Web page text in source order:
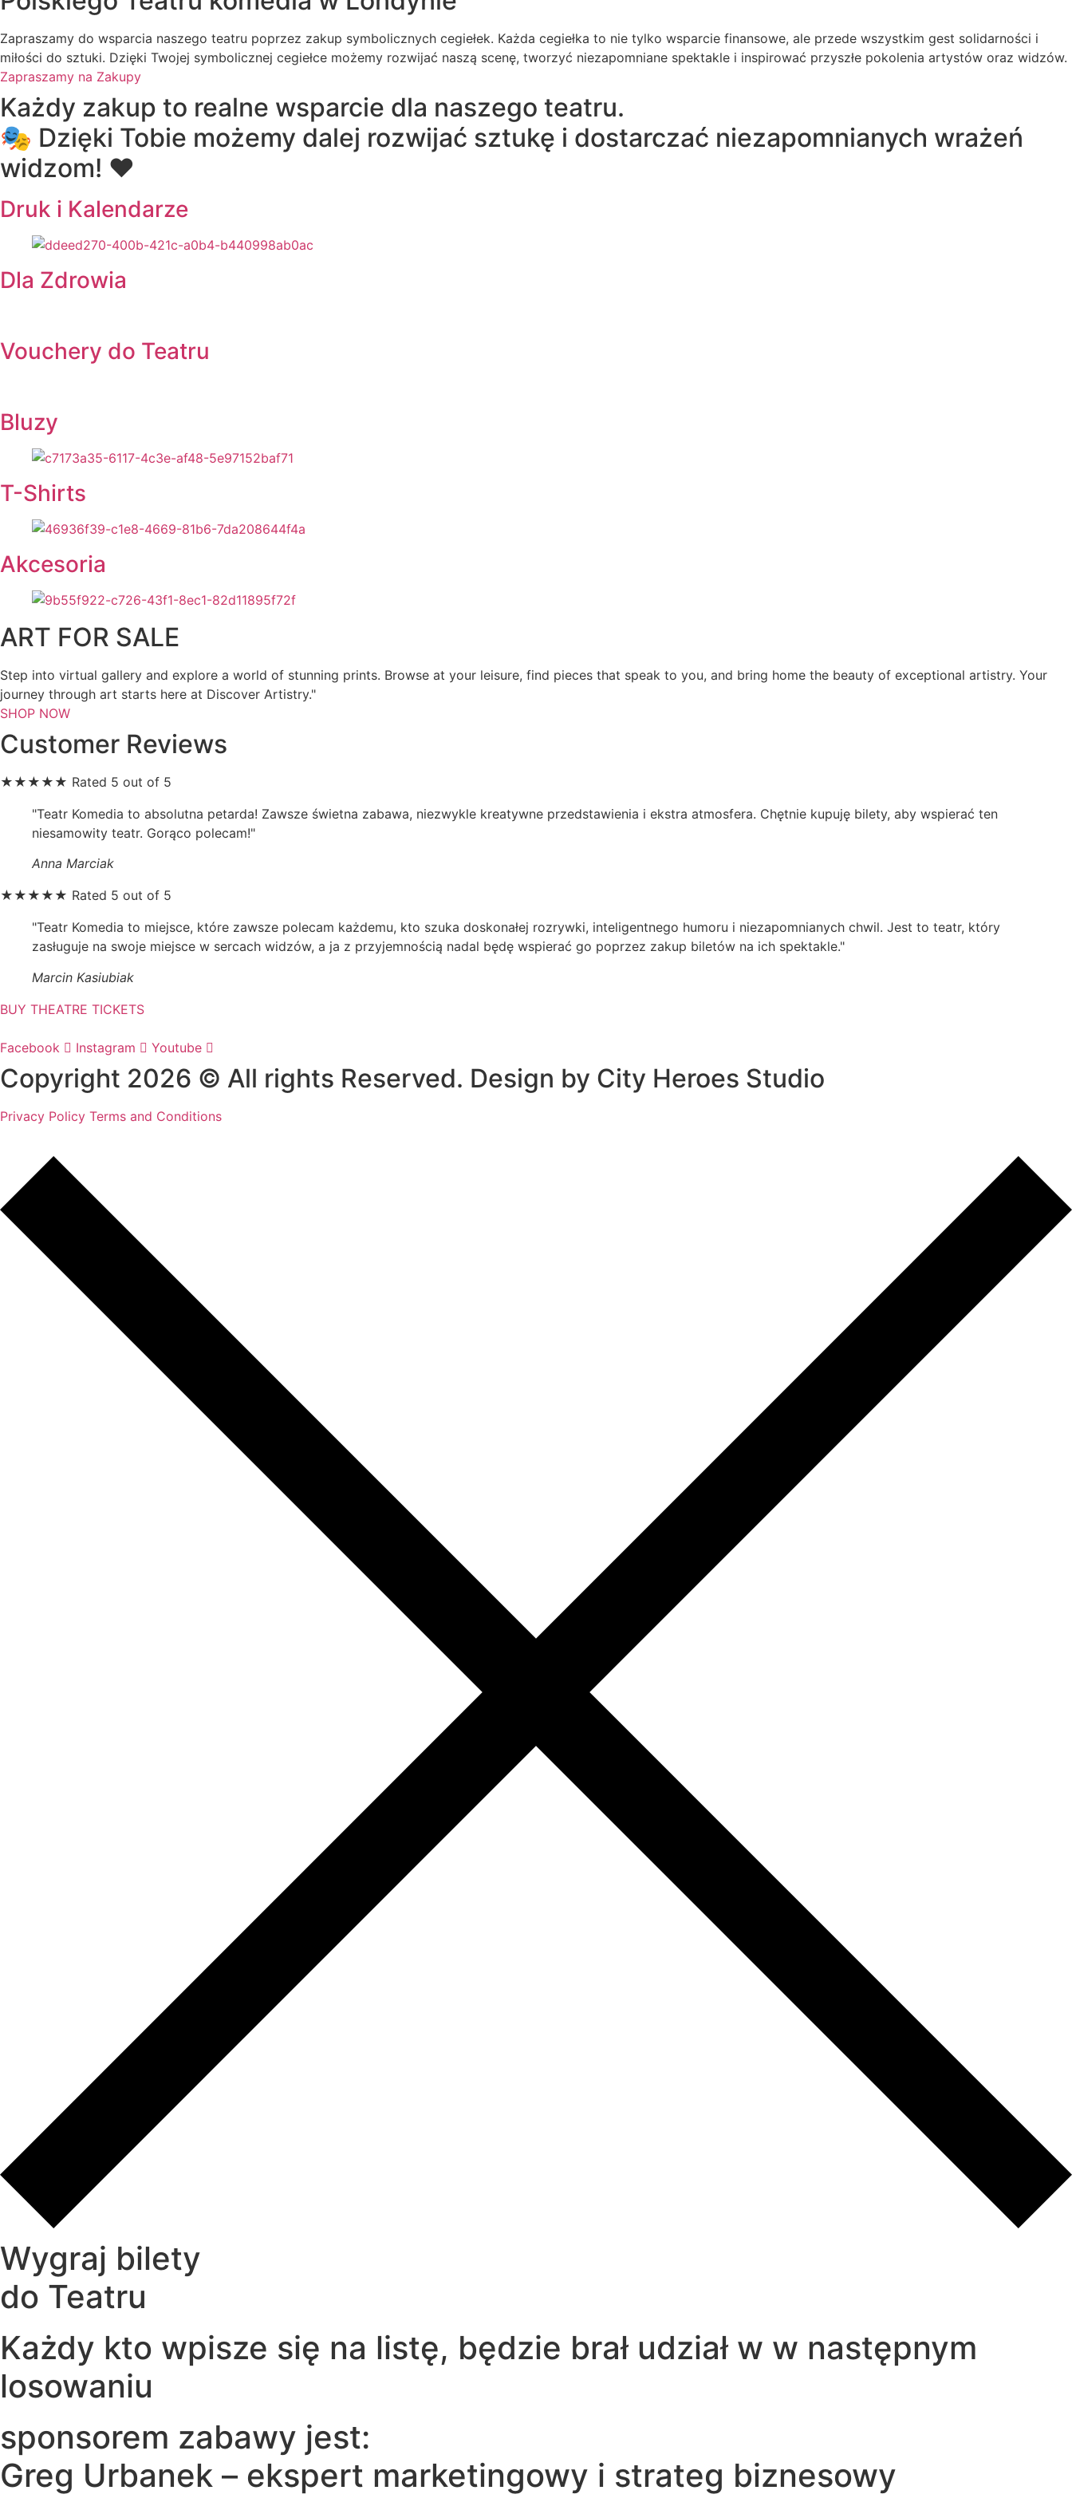
Zapraszamy do wsparcia naszego teatru poprzez zakup symbolicznych cegiełek. Każda cegiełka to nie tylko wsparcie finansowe, ale przede wszystkim gest solidarności i
miłości do sztuki. Dzięki Twojej symbolicznej cegiełce możemy rozwijać naszą scenę, tworzyć niezapomniane spektakle i inspirować przyszłe pokolenia artystów oraz widzów.
Zapraszamy na Zakupy
Każdy zakup to realne wsparcie dla naszego teatru.
🎭 Dzięki Tobie możemy dalej rozwijać sztukę i dostarczać niezapomnianych wrażeń
widzom! ❤️
Druk i Kalendarze
Dla Zdrowia
Vouchery do Teatru
Bluzy
T-Shirts
Akcesoria
ART FOR SALE
Step into virtual gallery and explore a world of stunning prints. Browse at your leisure, find pieces that speak to you, and bring home the beauty of exceptional artistry. Your
journey through art starts here at Discover Artistry."
SHOP NOW
Customer Reviews
★ ★ ★ ★ ★ Rated 5 out of 5
"Teatr Komedia to absolutna petarda! Zawsze świetna zabawa, niezwykle kreatywne przedstawienia i ekstra atmosfera. Chętnie kupuję bilety, aby wspierać ten
niesamowity teatr. Gorąco polecam!"
Anna Marciak
★ ★ ★ ★ ★ Rated 5 out of 5
"Teatr Komedia to miejsce, które zawsze polecam każdemu, kto szuka doskonałej rozrywki, inteligentnego humoru i niezapomnianych chwil. Jest to teatr, który
zasługuje na swoje miejsce w sercach widzów, a ja z przyjemnością nadal będę wspierać go poprzez zakup biletów na ich spektakle."
Marcin Kasiubiak
BUY THEATRE TICKETS
Facebook Instagram Youtube
Copyright 2026 © All rights Reserved. Design by City Heroes Studio
Privacy Policy Terms and Conditions
Wygraj bilety
do Teatru
Każdy kto wpisze się na listę, będzie brał udział w w następnym
losowaniu
sponsorem zabawy jest:
Greg Urbanek – ekspert marketingowy i strateg biznesowy